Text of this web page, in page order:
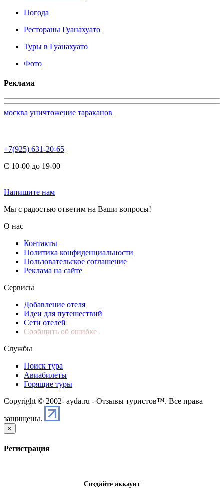
Погода
Рестораны Гуанахуато
Туры в Гуанахуато
Фото
Реклама
москва уничтожение тараканов
+7(925) 631-20-65
С 10-00 до 19-00
Напишите нам
Мы с радостью ответим на Ваши вопросы!
О нас
Контакты
Политика конфиденциальности
Пользовательское соглашение
Реклама на сайте
Сервисы
Добавление отеля
Идеи для путешествий
Сети отелей
Сообщить об ошибке
Службы
Поиск тура
Авиабилеты
Горящие туры
Copyright © 2002- ayda.ru - Отзывы туристов™. Все права
защищены.
×
Регистрация
Создайте аккаунт